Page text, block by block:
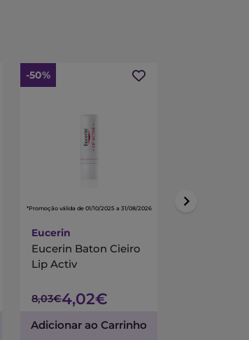
-50%
*Promoção válida de 01/10/2025 a 31/08/2026
Eucerin
Eucerin Baton Cieiro
Lip Activ
8,03€4,02€
Adicionar ao Carrinho
*Promoção válida de